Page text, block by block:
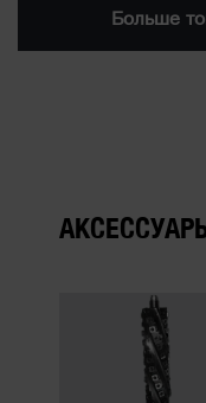
Больше